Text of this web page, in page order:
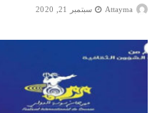
Attayma سبتمبر 21, 2020